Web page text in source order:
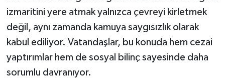
izmaritini yere atmak yalnızca çevreyi kirletmek
değil, aynı zamanda kamuya saygısızlık olarak
kabul ediliyor. Vatandaşlar, bu konuda hem cezai
yaptırımlar hem de sosyal bilinç sayesinde daha
sorumlu davranıyor.